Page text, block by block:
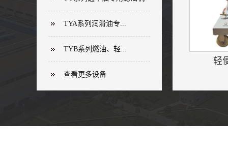
TYA系列润滑油专...
TYB系列燃油、轻...
查看更多设备
轻